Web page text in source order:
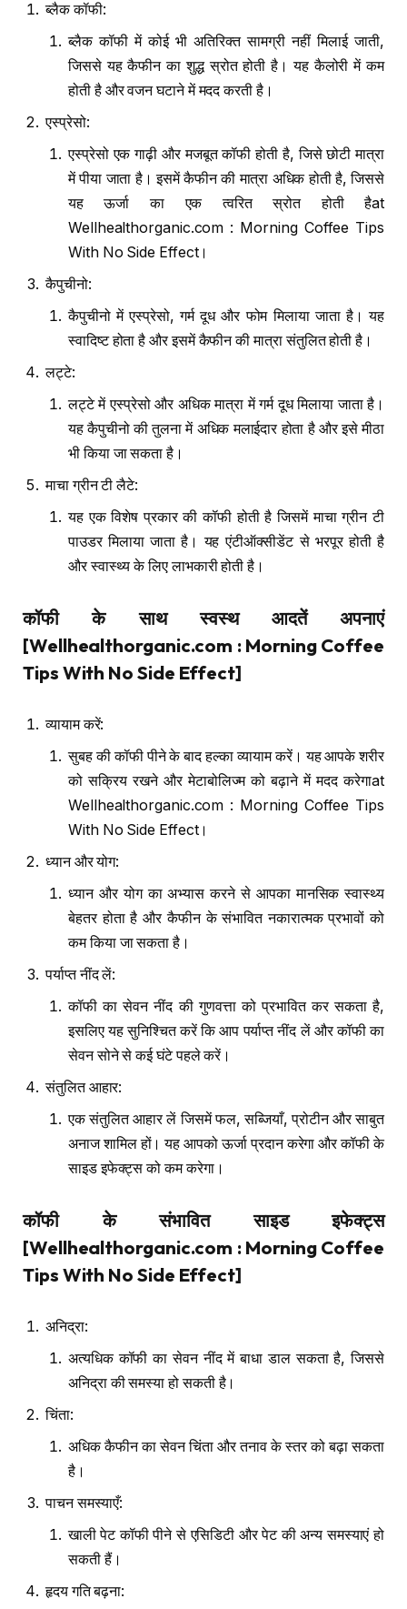
ब्लैक कॉफी:
ब्लैक कॉफी में कोई भी अतिरिक्त सामग्री नहीं मिलाई जाती,
जिससे यह कैफीन का शुद्ध स्रोत होती है। यह कैलोरी में कम
होती है और वजन घटाने में मदद करती है।
एस्प्रेसो:
एस्प्रेसो एक गाढ़ी और मजबूत कॉफी होती है, जिसे छोटी मात्रा
में पीया जाता है। इसमें कैफीन की मात्रा अधिक होती है, जिससे
यह ऊर्जा का एक त्वरित स्रोत होती हैat
Wellhealthorganic.com : Morning Coffee Tips
With No Side Effect।
कैपुचीनो:
कैपुचीनो में एस्प्रेसो, गर्म दूध और फोम मिलाया जाता है। यह
स्वादिष्ट होता है और इसमें कैफीन की मात्रा संतुलित होती है।
लट्टे:
लट्टे में एस्प्रेसो और अधिक मात्रा में गर्म दूध मिलाया जाता है।
यह कैपुचीनो की तुलना में अधिक मलाईदार होता है और इसे मीठा
भी किया जा सकता है।
माचा ग्रीन टी लैटे:
यह एक विशेष प्रकार की कॉफी होती है जिसमें माचा ग्रीन टी
पाउडर मिलाया जाता है। यह एंटीऑक्सीडेंट से भरपूर होती है
और स्वास्थ्य के लिए लाभकारी होती है।
कॉफी के साथ स्वस्थ आदतें अपनाएं
[Wellhealthorganic.com : Morning Coffee
Tips With No Side Effect]
व्यायाम करें:
सुबह की कॉफी पीने के बाद हल्का व्यायाम करें। यह आपके शरीर
को सक्रिय रखने और मेटाबोलिज्म को बढ़ाने में मदद करेगाat
Wellhealthorganic.com : Morning Coffee Tips
With No Side Effect।
ध्यान और योग:
ध्यान और योग का अभ्यास करने से आपका मानसिक स्वास्थ्य
बेहतर होता है और कैफीन के संभावित नकारात्मक प्रभावों को
कम किया जा सकता है।
पर्याप्त नींद लें:
कॉफी का सेवन नींद की गुणवत्ता को प्रभावित कर सकता है,
इसलिए यह सुनिश्चित करें कि आप पर्याप्त नींद लें और कॉफी का
सेवन सोने से कई घंटे पहले करें।
संतुलित आहार:
एक संतुलित आहार लें जिसमें फल, सब्जियाँ, प्रोटीन और साबुत
अनाज शामिल हों। यह आपको ऊर्जा प्रदान करेगा और कॉफी के
साइड इफेक्ट्स को कम करेगा।
कॉफी के संभावित साइड इफेक्ट्स
[Wellhealthorganic.com : Morning Coffee
Tips With No Side Effect]
अनिद्रा:
अत्यधिक कॉफी का सेवन नींद में बाधा डाल सकता है, जिससे
अनिद्रा की समस्या हो सकती है।
चिंता:
अधिक कैफीन का सेवन चिंता और तनाव के स्तर को बढ़ा सकता
है।
पाचन समस्याएँ:
खाली पेट कॉफी पीने से एसिडिटी और पेट की अन्य समस्याएं हो
सकती हैं।
हृदय गति बढ़ना: